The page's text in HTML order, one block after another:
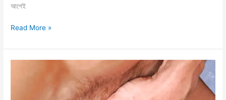
আগেই
স্বামী
সবার
চোদা
Read More »